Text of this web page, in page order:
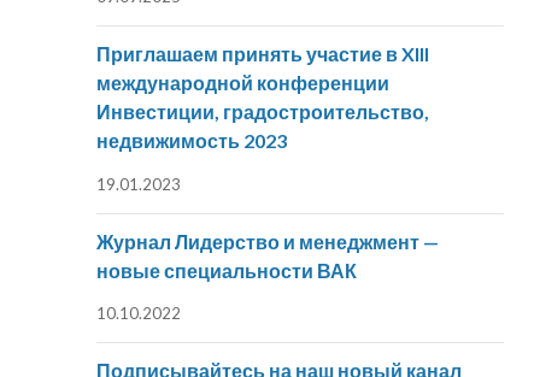
Приглашаем принять участие в XIII
международной конференции
Инвестиции, градостроительство,
недвижимость 2023
19.01.2023
Журнал Лидерство и менеджмент —
новые специальности ВАК
10.10.2022
Подписывайтесь на наш новый канал